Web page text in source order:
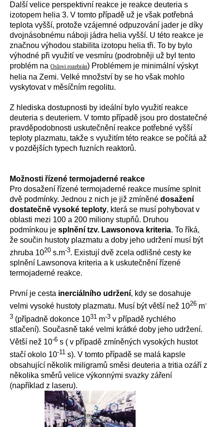
Další velice perspektivní reakce je reakce deuteria s
izotopem helia 3. V tomto případě už je však potřebná
teplota vyšší, protože vzájemné odpuzování jader je díky
dvojnásobnému náboji jádra helia vyšší. U této reakce je
značnou výhodou stabilita izotopu helia tři. To by bylo
výhodné při využití ve vesmíru (podrobněji už byl tento
problém na Oslovi rozebrán) Problémem je minimální výskyt
helia na Zemi. Velké množství by se ho však mohlo
vyskytovat v měsíčním regolitu.
Z hlediska dostupnosti by ideální bylo využití reakce
deuteria s deuteriem. V tomto případě jsou pro dostatečné
pravděpodobnosti uskutečnění reakce potřebné vyšší
teploty plazmatu, takže s využitím této reakce se počítá až
v pozdějších typech fuzních reaktorů.
Možnosti řízené termojaderné reakce
Pro dosažení řízené termojaderné reakce musíme splnit
dvě podmínky. Jednou z nich je již zmíněné dosažení
dostatečně vysoké teploty, která se musí pohybovat v
oblasti mezi 100 a 200 miliony stupňů. Druhou
podmínkou je splnění tzv. Lawsonova kriteria. To říká,
že součin hustoty plazmatu a doby jeho udržení musí být
zhruba 1020 s.m-3. Existují dvě zcela odlišné cesty ke
splnění Lawsonova kriteria a k uskutečnění řízené
termojaderné reakce.
První je cesta inerciálního udržení, kdy se dosahuje
velmi vysoké hustoty plazmatu. Musí být větší než 1026 m-
3 (případně dokonce 1031 m-3 v případě rychlého
stlačení). Současně také velmi krátké doby jeho udržení.
Větší než 10-6 s ( v případě zmíněných vysokých hustot
stačí okolo 10-11 s). V tomto případě se malá kapsle
obsahující několik miligramů směsi deuteria a tritia ozáří z
několika směrů velice výkonnými svazky záření
(například z laseru).